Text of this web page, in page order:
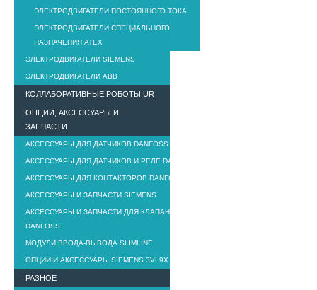
ЭЛЕКТРОДВИГАТЕЛИ ПОСТОЯННОГО ТОКА
ЭЛЕКТРОДВИГАТЕЛИ СПЕЦИАЛЬНОГО
НАЗНАЧЕНИЯ ATEX
ЭЛЕКТРОДВИГАТЕЛИ SIEMENS
ЭЛЕКТРОДВИГАТЕЛИ ABB
КОЛЛАБОРАТИВНЫЕ РОБОТЫ UR
ОПЦИИ, АКСЕССУАРЫ И
ЗАПЧАСТИ
АКСЕССУАРЫ ДЛЯ ДАТЧИКОВ DANFOSS
АКСЕССУАРЫ ДЛЯ ДАТЧИКОВ И РЕЛЕ DANFOSS
АКСЕССУАРЫ ДЛЯ КОНТАКТОРОВ DANFOSS
АКСЕССУАРЫ И ЗАПЧАСТИ SIEMENS
АКСЕССУАРЫ И ЗАПЧАСТИ ДЛЯ КЛАПАНОВ
DANFOSS
МОДУЛИ ВВОДА-ВЫВОДА SLIMLINE
ОПЦИИ И АКСЕССУАРЫ SIEMENS 3VL9X
РАЗНОЕ